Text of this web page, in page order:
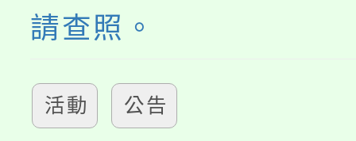
請查照。
活動 公告